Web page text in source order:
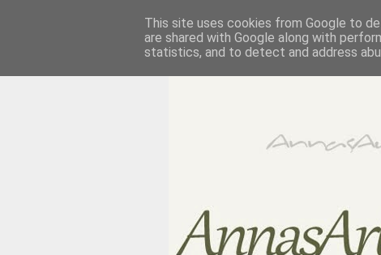
This site uses cookies from Google to
are shared with Google along with
statistics, and to detect and address